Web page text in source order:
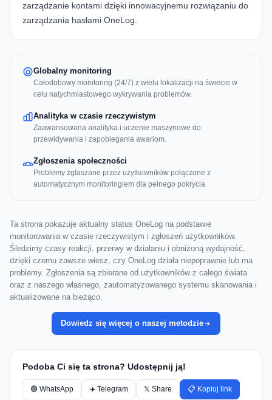
zarządzanie kontami dzięki innowacyjnemu rozwiązaniu do
zarządzania hasłami OneLog.
Globalny monitoring
Całodobowy monitoring (24/7) z wielu lokalizacji na świecie w
celu natychmiastowego wykrywania problemów.
Analityka w czasie rzeczywistym
Zaawansowana analityka i uczenie maszynowe do
przewidywania i zapobiegania awariom.
Zgłoszenia społeczności
Problemy zgłaszane przez użytkowników połączone z
automatycznym monitoringiem dla pełnego pokrycia.
Ta strona pokazuje aktualny status OneLog na podstawie
monitorowania w czasie rzeczywistym i zgłoszeń użytkowników.
Śledzimy czasy reakcji, przerwy w działaniu i obniżoną wydajność,
dzięki czemu zawsze wiesz, czy OneLog działa niepoprawnie lub ma
problemy. Zgłoszenia są zbierane od użytkowników z całego świata
oraz z naszego własnego, zautomatyzowanego systemu skanowania i
aktualizowane na bieżąco.
Dowiedz się więcej o naszej metodzie
Podoba Ci się ta strona? Udostępnij ją!
🟢 WhatsApp ✈️ Telegram 𝕏 Share 📋 Kopiuj link